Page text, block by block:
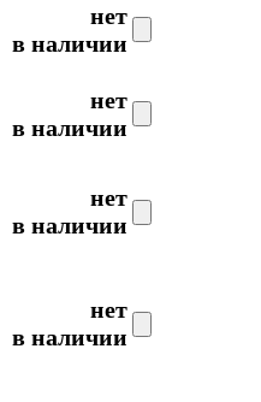
нет
в наличии
нет
в наличии
нет
в наличии
нет
в наличии